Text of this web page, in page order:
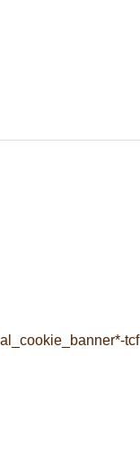
tcf